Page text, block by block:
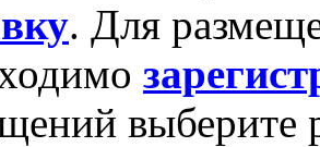
. Для
выберите